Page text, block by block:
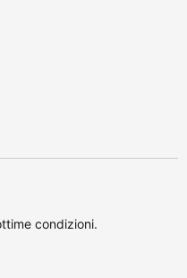
condizioni.